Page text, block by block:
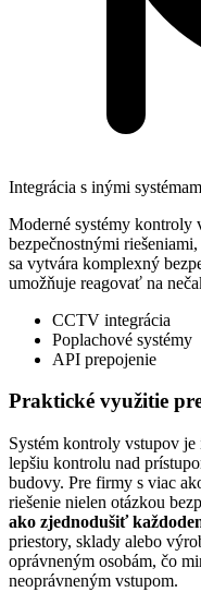
Integrácia s inými
Moderné systémy kontroly
bezpečnostnými
sa vytvára komplexný
umožňuje reagovať na
CCTV integrácia
Poplachové systémy
API prepojenie
Praktické využitie
Systém kontroly vstupov
lepšiu kontrolu nad
budovy. Pre firmy s viac
riešenie nielen otázkou
ako zjednodušiť
priestory, sklady alebo
oprávneným osobám, čo
neoprávneným vstupom.